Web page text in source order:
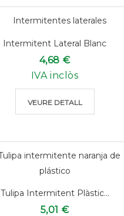
Intermitent Lateral Blanc
4,68 €
IVA inclòs
VEURE DETALL
Tulipa Intermitent Plàstic...
5,01 €